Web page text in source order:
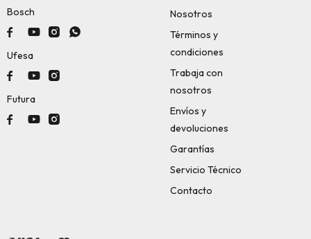
Nosotros
Términos y
condiciones
Trabaja con
nosotros
Envíos y
devoluciones
Garantías
Servicio Técnico
Contacto
Bosch
   
Ufesa
  
Futura
  